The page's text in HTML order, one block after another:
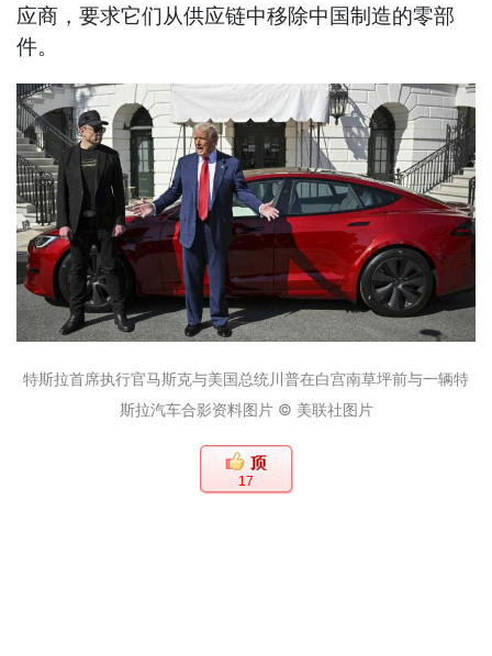
应商，要求它们从供应链中移除中国制造的零部
件。
特斯拉首席执行官马斯克与美国总统川普在白宫南草坪前与一辆特
斯拉汽车合影资料图片 © 美联社图片
17